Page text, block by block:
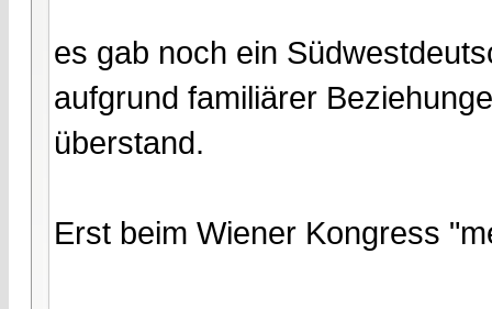
es gab noch ein
aufgrund familiärer
überstand.
Erst beim Wiener Kongress